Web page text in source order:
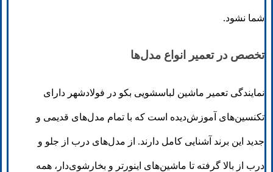
شما نشود.
تخصص در تعمیر انواع مدل‌ها
نمایندگی تعمیر ماشین لباسشویی بکو در فولادشهر دارای
تکنسین‌های آموزش‌دیده است که با تمام مدل‌های قدیمی و
جدید این برند آشنایی کامل دارند. از مدل‌های درب از جلو و
درب از بالا گرفته تا ماشین‌های اینورتر و بخارشوی‌دار، همه